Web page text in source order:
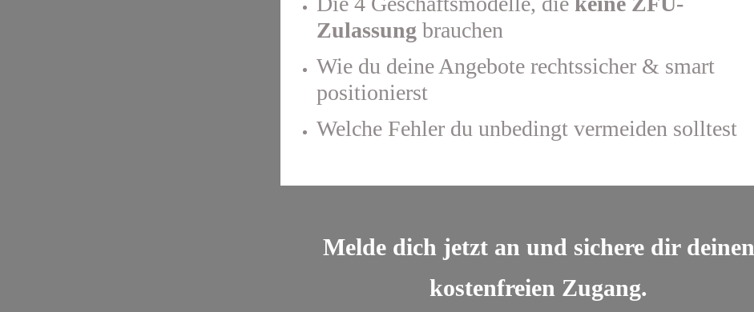
Zulassung brauchen
Wie du deine Angebote rechtssicher & smart
positionierst
Welche Fehler du unbedingt vermeiden solltest
Melde dich jetzt an und sichere dir deinen
kostenfreien Zugang.